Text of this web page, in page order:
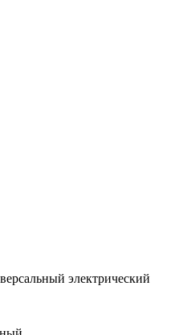
электрический